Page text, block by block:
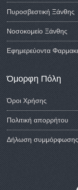
Πυροσβεστική Ξάνθης
Νοσοκομείο Ξάνθης
Εφημερεύοντα
Όμορφη Πόλη
Όροι Χρήσης
Πολιτική απορρήτου
Δήλωση